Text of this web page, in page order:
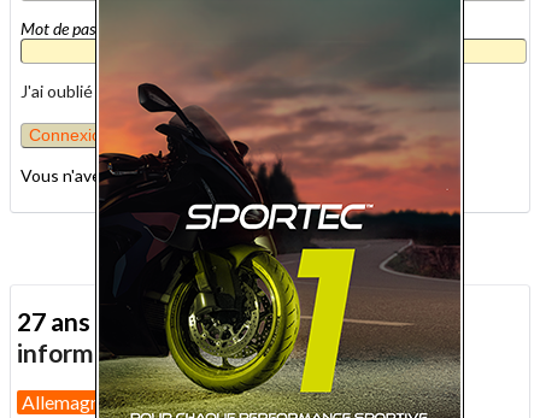
Mot de passe
J'ai oublié mon mot de passe
Vous n'avez pas encore de compte MNC ?inscrivez-vous
27 ans d'actualité moto :toutes nos
informations depuis 1999 !
Allemagne Assurance moto
Bilans marché 2026